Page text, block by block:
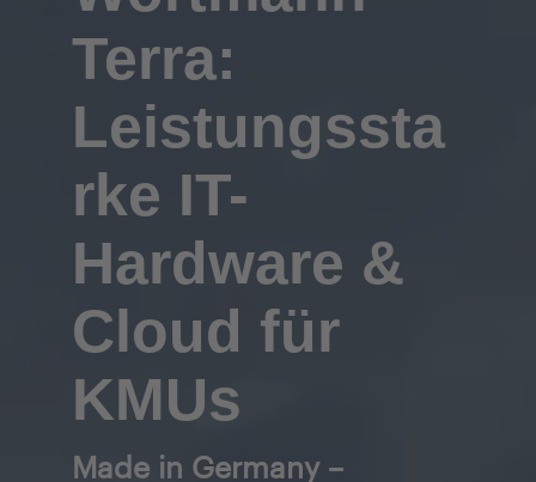
Terra:
Leistungssta
rke IT-
Hardware &
Cloud für
KMUs
Made in Germany –